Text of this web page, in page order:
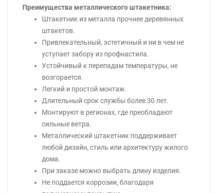
Преимущества металлического штакетника:
Штакетник из металла прочнее деревянных
штакетов.
Привлекательный, эстетичный и ни в чем не
уступает забору из профнастила.
Устойчивый к перепадам температуры, не
возгорается.
Легкий и простой монтаж.
Длительный срок службы более 30 лет.
Монтируют в регионах, где преобладают
сильные ветра.
Металлический штакетник поддерживает
любой дизайн, стиль или архитектуру жилого
дома.
При заказе можно выбрать длину изделия.
Не поддается коррозии, благодаря